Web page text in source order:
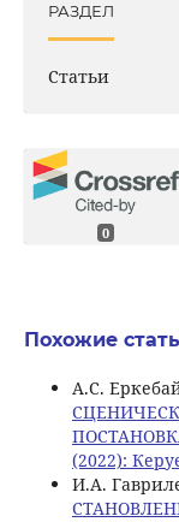
РАЗДЕЛ
Статьи
0
Похожие
А.С.
(2022):
И.А.